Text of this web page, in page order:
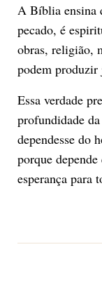
A Bíblia ensina
pecado, é
obras, religião,
podem produzir
Essa verdade
profundidade
dependesse do
porque
esperança para